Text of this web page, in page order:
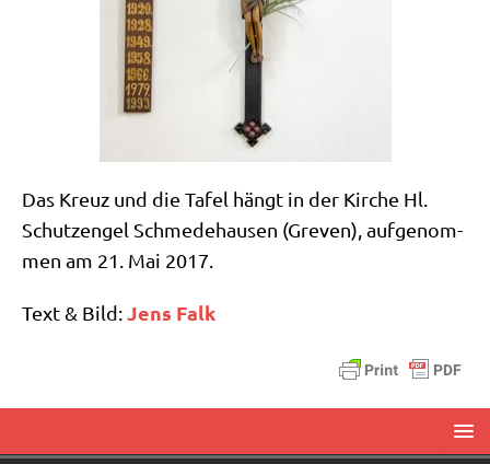
Das Kreuz und die Tafel hängt in der Kir­che Hl.
Schutz­en­gel Schme­de­hau­sen (Gre­ven), auf­ge­nom­
men am 21. Mai 2017.
Text & Bild:Jens Falk